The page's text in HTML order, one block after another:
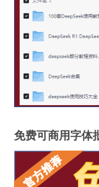
免费可商用字体